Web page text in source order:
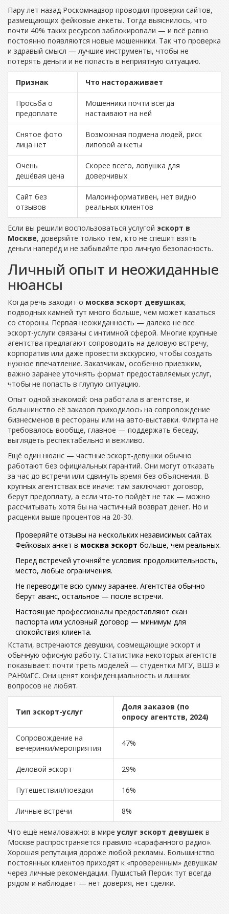
Пару лет назад Роскомнадзор проводил проверки сайтов,
размещающих фейковые анкеты. Тогда выяснилось, что
почти 40% таких ресурсов заблокировали — и всё равно
постоянно появляются новые мошенники. Так что проверка
и здравый смысл — лучшие инструменты, чтобы не
потерять деньги и не попасть в неприятную ситуацию.
Признак Что настораживает
Просьба о
предоплате
Мошенники почти всегда
настаивают на ней
Снятое фото
лица нет
Возможная подмена людей, риск
липовой анкеты
Очень
дешёвая цена
Скорее всего, ловушка для
доверчивых
Сайт без
отзывов
Малоинформативен, нет видно
реальных клиентов
Если вы решили воспользоваться услугой эскорт в
Москве, доверяйте только тем, кто не спешит взять
деньги наперёд и не забывайте про личную безопасность.
Личный опыт и неожиданные
нюансы
Когда речь заходит о москва эскорт девушках,
подводных камней тут много больше, чем может казаться
со стороны. Первая неожиданность — далеко не все
эскорт-услуги связаны с интимной сферой. Многие крупные
агентства предлагают сопроводить на деловую встречу,
корпоратив или даже провести экскурсию, чтобы создать
нужное впечатление. Заказчикам, особенно приезжим,
важно заранее уточнять формат предоставляемых услуг,
чтобы не попасть в глупую ситуацию.
Опыт одной знакомой: она работала в агентстве, и
большинство её заказов приходилось на сопровождение
бизнесменов в рестораны или на авто-выставки. Флирта не
требовалось вообще, главное — поддержать беседу,
выглядеть респектабельно и вежливо.
Ещё один нюанс — частные эскорт-девушки обычно
работают без официальных гарантий. Они могут отказать
за час до встречи или сдвинуть время без объяснения. В
крупных агентствах всё иначе: там заключают договор,
берут предоплату, а если что-то пойдёт не так — можно
рассчитывать хотя бы на частичный возврат денег. Но и
расценки выше процентов на 20-30.
Проверяйте отзывы на нескольких независимых сайтах.
Фейковых анкет в москва эскорт больше, чем реальных.
Перед встречей уточняйте условия: продолжительность,
место, любые ограничения.
Не переводите всю сумму заранее. Агентства обычно
берут аванс, остальное — после встречи.
Настоящие профессионалы предоставляют скан
паспорта или условный договор — минимум для
спокойствия клиента.
Кстати, встречаются девушки, совмещающие эскорт и
обычную офисную работу. Статистика некоторых агентств
показывает: почти треть моделей — студентки МГУ, ВШЭ и
РАНХиГС. Они ценят конфиденциальность и лишних
вопросов не любят.
Тип эскорт-услуг
Доля заказов (по
опросу агентств, 2024)
Сопровождение на
вечеринки/мероприятия
47%
Деловой эскорт 29%
Путешествия/поездки 16%
Личные встречи 8%
Что ещё немаловажно: в миреуслуг эскорт девушек в
Москве распространяется правило «сарафанного радио».
Хорошая репутация дороже любой рекламы. Большинство
постоянных клиентов приходят к «проверенным» девушкам
через личные рекомендации. Пушистый Персик тут всегда
рядом и наблюдает — нет доверия, нет сделки.